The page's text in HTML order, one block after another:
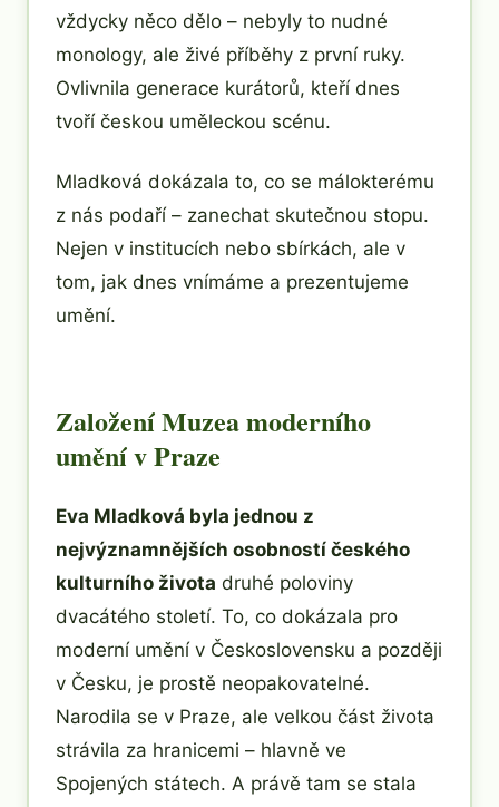
vždycky něco dělo – nebyly to nudné
monology, ale živé příběhy z první ruky.
Ovlivnila generace kurátorů, kteří dnes
tvoří českou uměleckou scénu.
Mladková dokázala to, co se málokterému
z nás podaří – zanechat skutečnou stopu.
Nejen v institucích nebo sbírkách, ale v
tom, jak dnes vnímáme a prezentujeme
umění.
Založení Muzea moderního
umění v Praze
Eva Mladková byla jednou z
nejvýznamnějších osobností českého
kulturního života druhé poloviny
dvacátého století. To, co dokázala pro
moderní umění v Československu a později
v Česku, je prostě neopakovatelné.
Narodila se v Praze, ale velkou část života
strávila za hranicemi – hlavně ve
Spojených státech. A právě tam se stala